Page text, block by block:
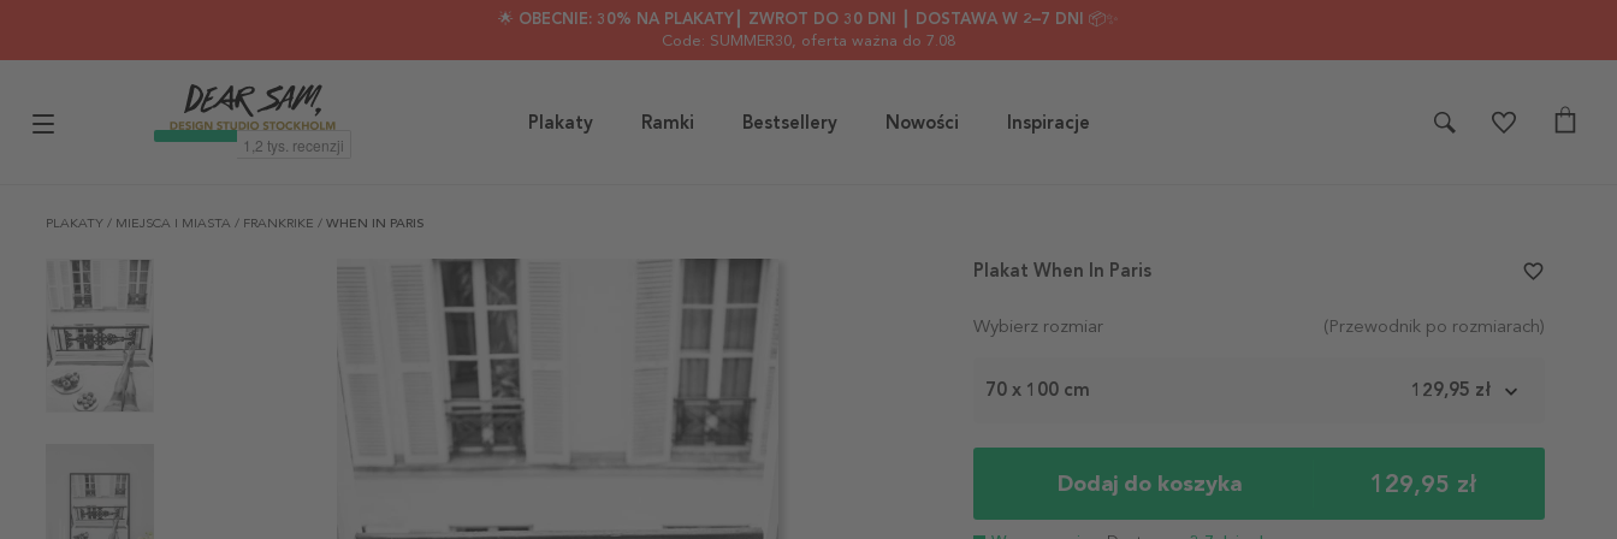
🌟 OBECNIE: 30% NA PLAKATY┃ ZWROT DO 30 DNI ┃ DOSTAWA W 2–7 DNI 📦✨
Code: SUMMER30, oferta ważna do 7.08
Plakaty Ramki Bestsellery Nowości Inspiracje
PLAKATY / MIEJSCA I MIASTA / FRANKRIKE / WHEN IN PARIS
Wybierz rozmiar (Przewodnik po rozmiarach)
70 x 100 cm 129,95 zł
Dodaj do koszyka 129,95 zł
Plakat When In Paris favorite_border